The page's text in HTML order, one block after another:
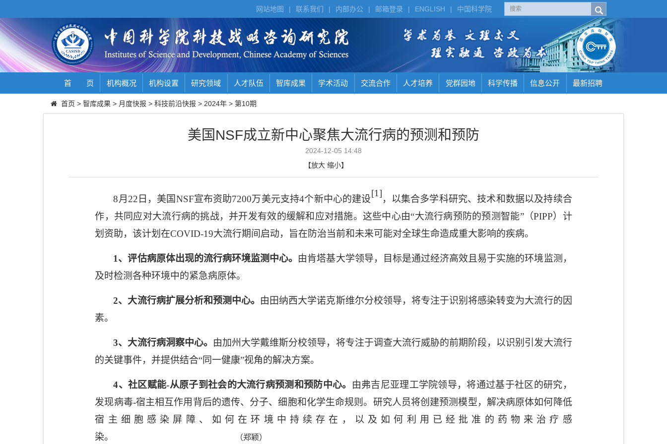
中国科学院
|
ENGLISH
|
邮箱登录
|
内部办公
|
联系我们
|
网站地图
首 页 机构概况 机构设置 研究领域 人才队伍 智库成果 学术活动 交流合作 人才培养 党群园地 科学传播 信息公开 最新招聘
首页 > 智库成果 > 月度快报 > 科技前沿快报 > 2024年 > 第10期
美国NSF成立新中心聚焦大流行病的预测和预防
2024-12-05 14:48
【放大 缩小】
8月 22 日，美国 NSF宣布资助7200万美元支持4个新中心的建设
[1]
，
以集合多学科研究、技术和数据以及持续合
作，共同应对大流行病的挑战，并开发有效的缓解和应对措施。这些中心由“大流行病预防的预测智能”（PIPP）计
划资助，该计划在COVID-19大流行期间启动，旨在防治当前和未来可能对全球生命造成重大影响的疾病。
1、评估病原体出现的流行病环境监测中心。 由肯塔基大学领导，目标是通过经济高效且易于实施的环境监测，
及时检测各种环境中的紧急病原体。
2、大流行病扩展分析和预测中心。 由田纳西大学诺克斯维尔分校领导，将专注于识别将感染转变为大流行的因
素。
3、大流行病洞察中心。 由加州大学戴维斯分校领导，将专注于调查大流行威胁的前期阶段，以识别引发大流行
的关键事件，并提供结合“同一健康”视角的解决方案。
4、社区赋能-从原子到社会的大流行病预测和预防中心。
由弗吉尼亚理工学院领导，将通过基于社区的研究，
发现病毒-宿主相互作用背后的遗传、分子、细胞和化学生命规则。研究人员将创建预测模型，解决病原体如何降低
宿主细胞感染屏障、如何在环境中持续存在，以及如何利用已经批准的药物来治疗感
染。
（郑颖）